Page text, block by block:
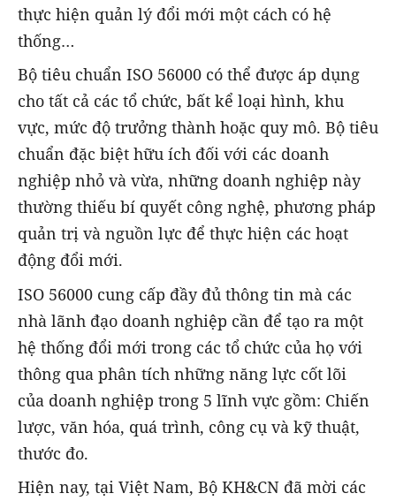
thực hiện quản lý đổi mới một cách có hệ
thống…
Bộ tiêu chuẩn ISO 56000 có thể được áp dụng
cho tất cả các tổ chức, bất kể loại hình, khu
vực, mức độ trưởng thành hoặc quy mô. Bộ tiêu
chuẩn đặc biệt hữu ích đối với các doanh
nghiệp nhỏ và vừa, những doanh nghiệp này
thường thiếu bí quyết công nghệ, phương pháp
quản trị và nguồn lực để thực hiện các hoạt
động đổi mới.
ISO 56000 cung cấp đầy đủ thông tin mà các
nhà lãnh đạo doanh nghiệp cần để tạo ra một
hệ thống đổi mới trong các tổ chức của họ với
thông qua phân tích những năng lực cốt lõi
của doanh nghiệp trong 5 lĩnh vực gồm: Chiến
lược, văn hóa, quá trình, công cụ và kỹ thuật,
thước đo.
Hiện nay, tại Việt Nam, Bộ KH&CN đã mời các